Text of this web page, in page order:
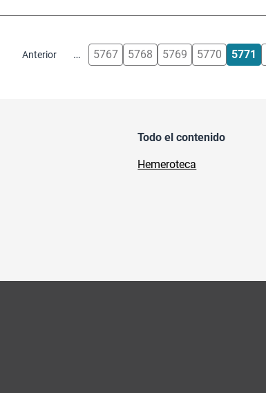
Anterior
Página anterior … 5767 5768 5769 5770 5771
Todo el contenido
Hemeroteca